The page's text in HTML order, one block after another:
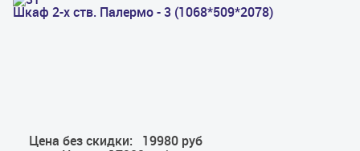
Шкаф 2-х ств. Палермо - 3 (1068*509*2078)
Цена без скидки:
19980 руб